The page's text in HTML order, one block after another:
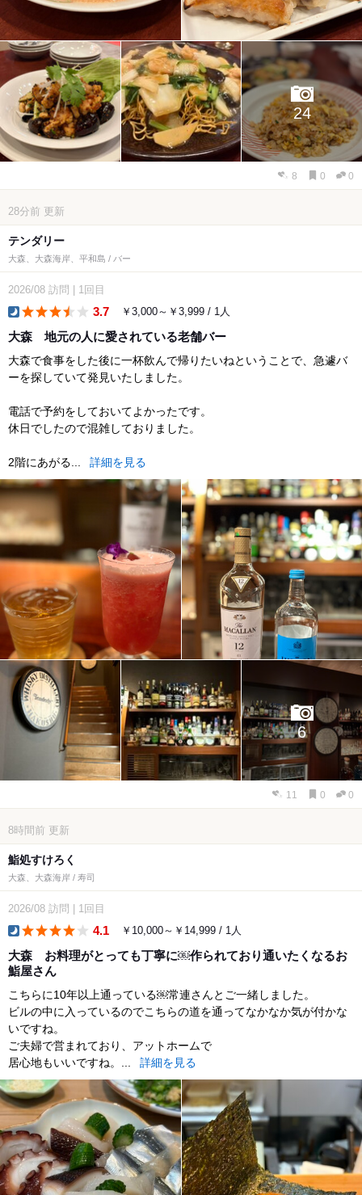
24
8 0 0
28分前 更新
テンダリー
大森、大森海岸、平和島 / バー
2026/08 訪問 1回目
3.7 ￥3,000～￥3,999 / 1人
大森 地元の人に愛されている老舗バー
大森で食事をした後に一杯飲んで帰りたいねということで、急遽バ
ーを探していて発見いたしました。
電話で予約をしておいてよかったです。
休日でしたので混雑しておりました。
2階にあがる... 詳細を見る
6
11 0 0
8時間前 更新
鮨処すけろく
大森、大森海岸 / 寿司
2026/08 訪問 1回目
4.1 ￥10,000～￥14,999 / 1人
大森 お料理がとっても丁寧に￼作られており通いたくなるお
鮨屋さん
こちらに10年以上通っている￼常連さんとご一緒しました。
ビルの中に入っているのでこちらの道を通ってなかなか気が付かな
いですね。
ご夫婦で営まれており、アットホームで
居心地もいいですね。...
詳細を見る